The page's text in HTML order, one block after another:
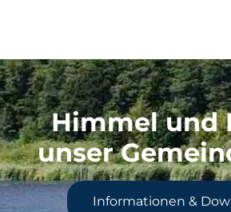
Himmel und
unser
Informationen &